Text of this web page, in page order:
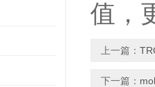
值，
上一篇：
下一篇：